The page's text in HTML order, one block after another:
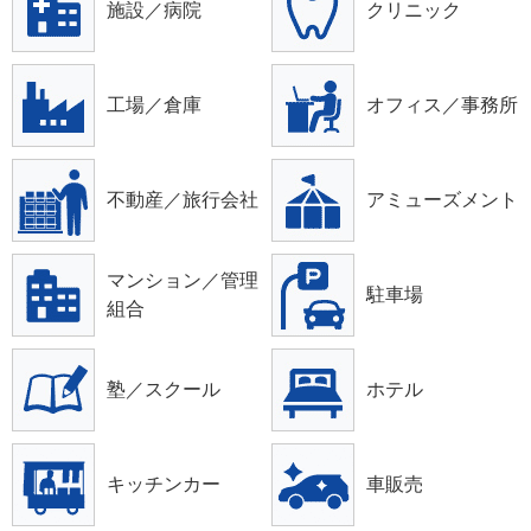
施設／病院 クリニック
工場／倉庫 オフィス／事務所
不動産／旅行会社 アミューズメント
マンション／管理
組合
駐車場
塾／スクール ホテル
キッチンカー 車販売